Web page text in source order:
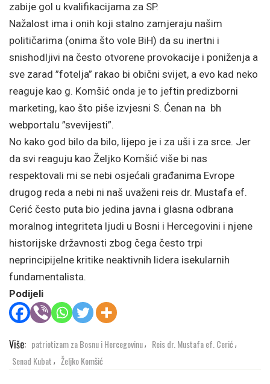
zabije gol u kvalifikacijama za SP.
Nažalost ima i onih koji stalno zamjeraju našim
političarima (onima što vole BiH) da su inertni i
snishodljivi na često otvorene provokacije i poniženja a
sve zarad ”fotelja” rakao bi obični svijet, a evo kad neko
reaguje kao g. Komšić onda je to jeftin predizborni
marketing, kao što piše izvjesni S. Ćenan na bh
webportalu ”svevijesti”.
No kako god bilo da bilo, lijepo je i za uši i za srce. Jer
da svi reaguju kao Željko Komšić više bi nas
respektovali mi se nebi osjećali građanima Evrope
drugog reda a nebi ni naš uvaženi reis dr. Mustafa ef.
Cerić često puta bio jedina javna i glasna odbrana
moralnog integriteta ljudi u Bosni i Hercegovini i njene
historijske državnosti zbog čega često trpi
neprincipijelne kritike neaktivnih lidera isekularnih
fundamentalista.
Podijeli
Više: patriotizam za Bosnu i Hercegovinu, Reis dr. Mustafa ef. Cerić ,
Senad Kubat , Željko Komšić